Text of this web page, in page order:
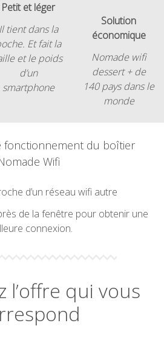
Petit et léger
Il tient dans la
Et fait la
et le poids
d’un
smartphone
Solution
économique
Nomade wifi
dessert + de
140 pays dans le
monde
fonctionnement du boîtier
Wifi
d’un réseau wifi autre
de la fenêtre pour obtenir une
connexion.
l’offre qui vous